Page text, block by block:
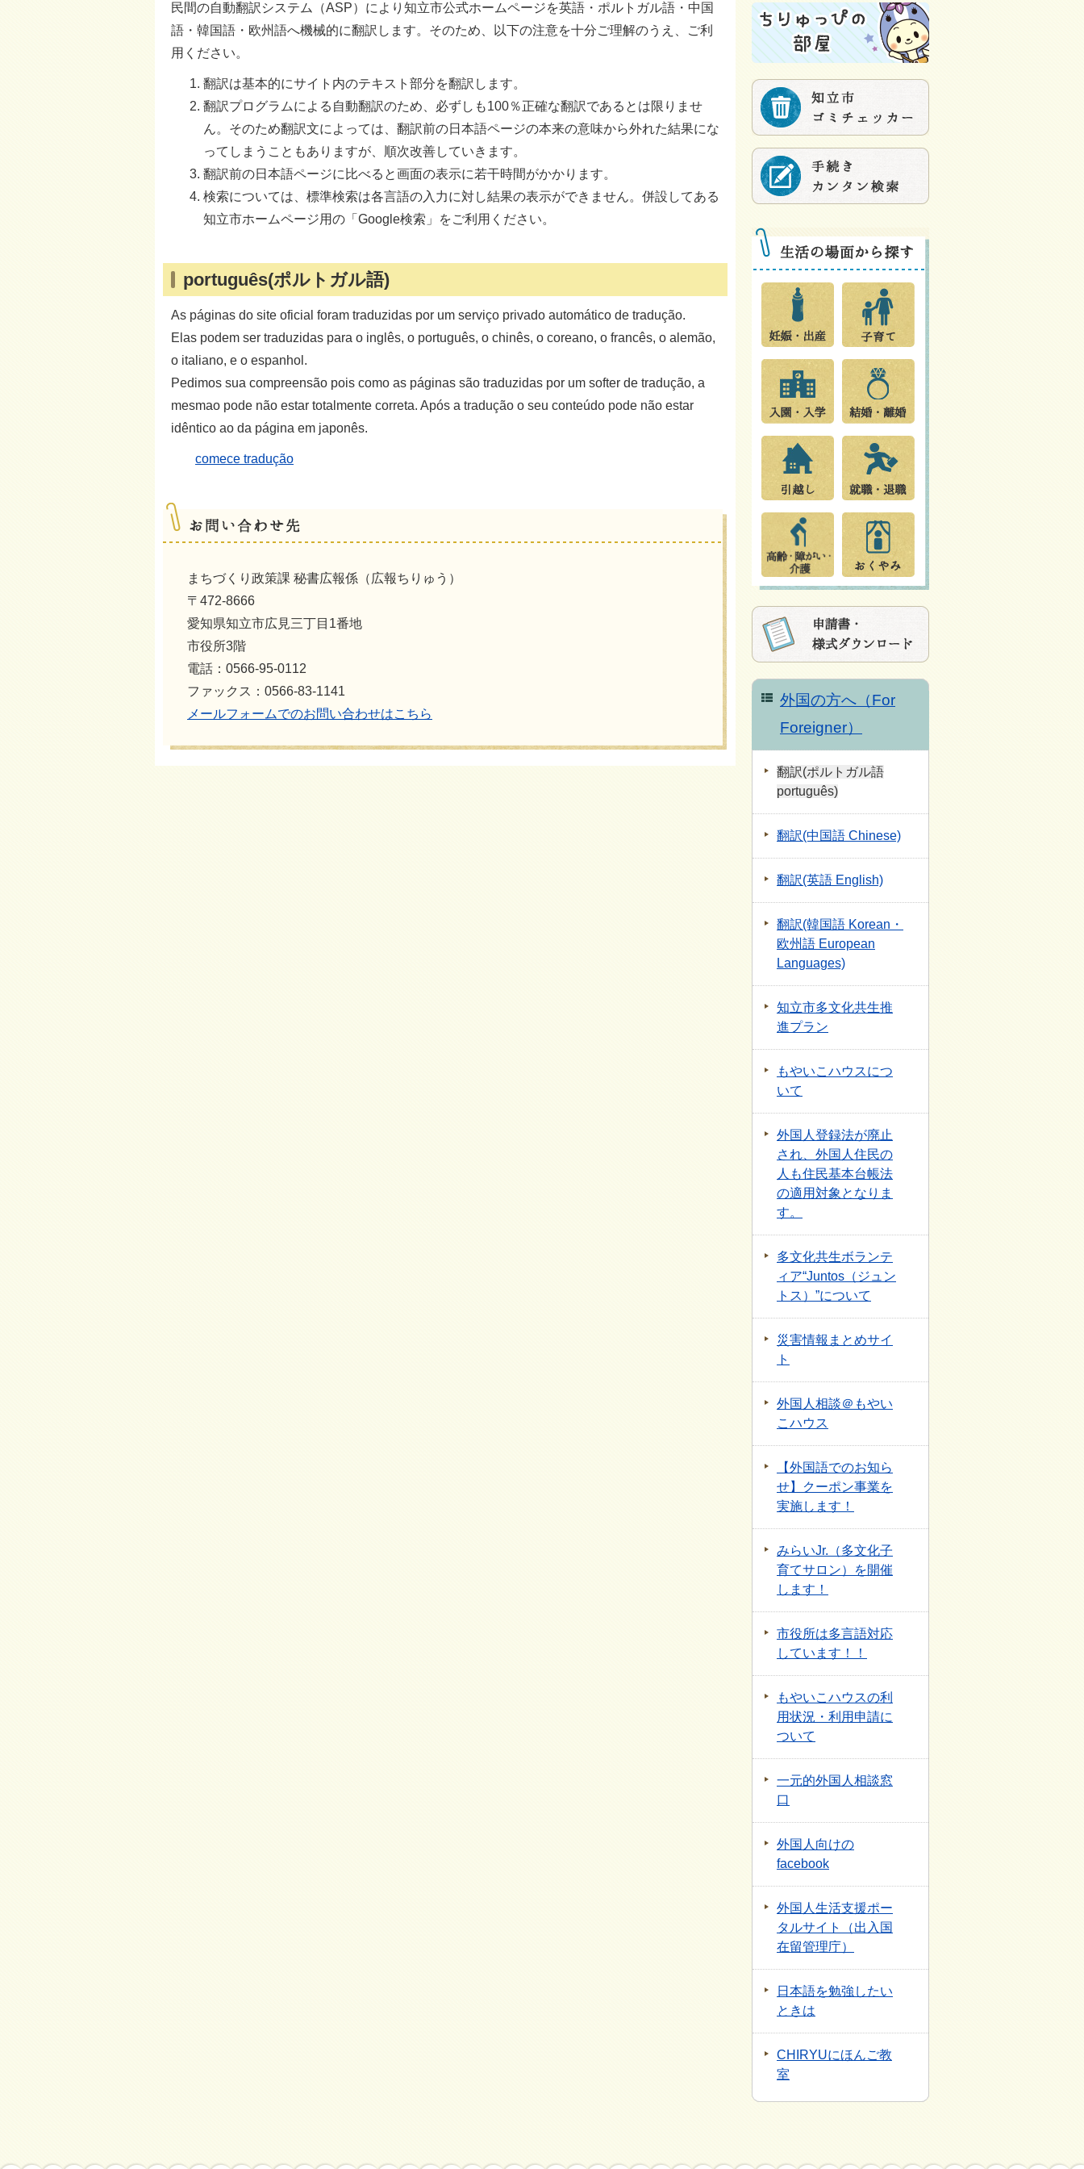
民間の自動翻訳システム（ASP）により知立市公式ホームページを英語・ポルトガル語・中国
語・韓国語・欧州語へ機械的に翻訳します。そのため、以下の注意を十分ご理解のうえ、ご利
用ください。
翻訳は基本的にサイト内のテキスト部分を翻訳します。
翻訳プログラムによる自動翻訳のため、必ずしも100％正確な翻訳であるとは限りませ
ん。そのため翻訳文によっては、翻訳前の日本語ページの本来の意味から外れた結果にな
ってしまうこともありますが、順次改善していきます。
翻訳前の日本語ページに比べると画面の表示に若干時間がかかります。
検索については、標準検索は各言語の入力に対し結果の表示ができません。併設してある
知立市ホームページ用の「Google検索」をご利用ください。
português(ポルトガル語)
As páginas do site oficial foram traduzidas por um serviço privado automático de tradução.
Elas podem ser traduzidas para o inglês, o português, o chinês, o coreano, o francês, o alemão,
o italiano, e o espanhol.
Pedimos sua compreensão pois como as páginas são traduzidas por um softer de tradução, a
mesmao pode não estar totalmente correta. Após a tradução o seu conteúdo pode não estar
idêntico ao da página em japonês.
comece tradução
まちづくり政策課 秘書広報係（広報ちりゅう）
〒472-8666
愛知県知立市広見三丁目1番地
市役所3階
電話：0566-95-0112
ファックス：0566-83-1141
メールフォームでのお問い合わせはこちら
外国の方へ（For
Foreigner）
翻訳(ポルトガル語
português)
翻訳(中国語 Chinese)
翻訳(英語 English)
翻訳(韓国語 Korean・
欧州語 European
Languages)
知立市多文化共生推
進プラン
もやいこハウスにつ
いて
外国人登録法が廃止
され、外国人住民の
人も住民基本台帳法
の適用対象となりま
す。
多文化共生ボランテ
ィア“Juntos（ジュン
トス）”について
災害情報まとめサイ
ト
外国人相談＠もやい
こハウス
【外国語でのお知ら
せ】クーポン事業を
実施します！
みらいJr.（多文化子
育てサロン）を開催
します！
市役所は多言語対応
しています！！
もやいこハウスの利
用状況・利用申請に
ついて
一元的外国人相談窓
口
外国人向けの
facebook
外国人生活支援ポー
タルサイト（出入国
在留管理庁）
日本語を勉強したい
ときは
CHIRYUにほんご教
室